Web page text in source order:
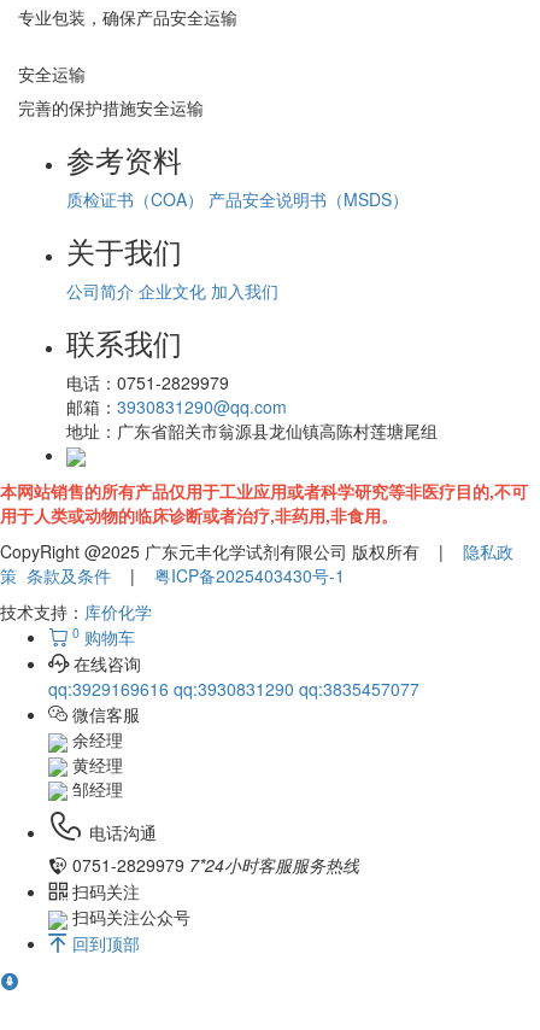
专业包装，确保产品安全运输
安全运输
完善的保护措施安全运输
参考资料
质检证书（COA） 产品安全说明书（MSDS）
关于我们
公司简介 企业文化 加入我们
联系我们
电话： 0751-2829979
邮箱： 3930831290@qq.com
地址： 广东省韶关市翁源县龙仙镇高陈村莲塘尾组
本网站销售的所有产品仅用于工业应用或者科学研究等非医疗目的,不可
用于人类或动物的临床诊断或者治疗,非药用,非食用。
CopyRight @2025 广东元丰化学试剂有限公司 版权所有 | 隐私政
策 条款及条件 | 粤ICP备2025403430号-1
技术支持： 库价化学
0 购物车
在线咨询
qq:3929169616 qq:3930831290 qq:3835457077
微信客服
余经理
黄经理
邹经理
电话沟通
0751-2829979 7*24小时客服服务热线
扫码关注
扫码关注公众号
回到顶部